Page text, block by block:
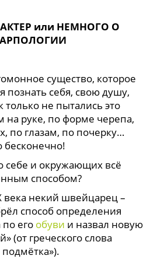
или НЕМНОГО О
существо, которое
познать себя, свою душу,
только не пытались это
на руке, по форме черепа,
по глазам, по почерку…
бесконечно!
и окружающих всё
способом?
некий швейцарец –
способ определения
по его обуви и назвал новую
(от греческого слова